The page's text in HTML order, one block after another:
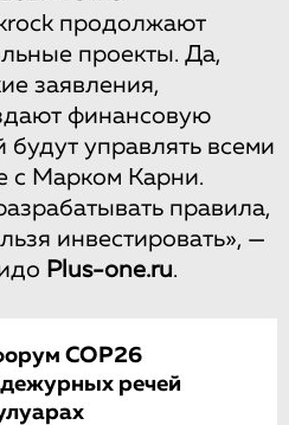
продолжают
проекты. Да,
заявления,
финансовую
управлять всеми
с Марком Карни.
правила,
инвестировать», —
Plus-one.ru.
COP26
дежурных речей